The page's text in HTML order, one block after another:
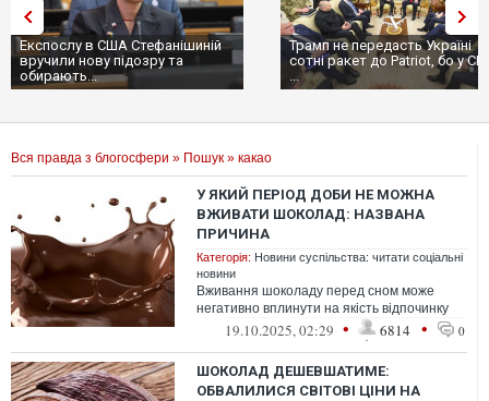
Експослу в США Стефанішиній
вручили нову підозру та
обирають...
Трамп не передасть Україні
сотні ракет до Patriot, бо у
...
Вся правда з блогосфери » Пошук » какао
У ЯКИЙ ПЕРІОД ДОБИ НЕ МОЖНА
ВЖИВАТИ ШОКОЛАД: НАЗВАНА
ПРИЧИНА
Категорія: Новини суспільства: читати соціальні
новини
Вживання шоколаду перед сном може
негативно вплинути на якість відпочинку
19.10.2025, 02:29 • 6814 • 0
ШОКОЛАД ДЕШЕВШАТИМЕ:
ОБВАЛИЛИСЯ СВІТОВІ ЦІНИ НА